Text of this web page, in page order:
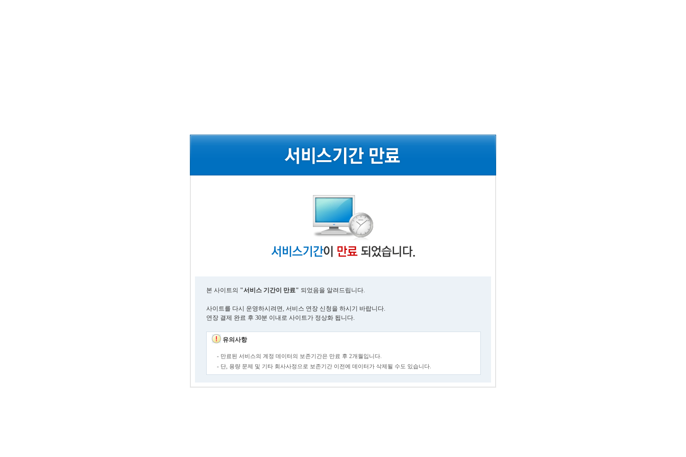
본 사이트의 "서비스 기간이 만료" 되었음을 알려드립니다.
사이트를 다시 운영하시려면, 서비스 연장 신청을 하시기 바랍니다.
연장 결제 완료 후 30분 이내로 사이트가 정상화 됩니다.
유의사항
- 만료된 서비스의 계정 데이터의 보존기간은 만료 후 2개월입니다.
- 단, 용량 문제 및 기타 회사사정으로 보존기간 이전에 데이터가 삭제될 수도 있습니다.